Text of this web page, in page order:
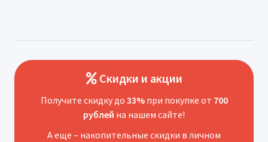
Скидки и акции
Получите скидку до 33%при покупке от 700
рублей на нашем сайте!
А еще – накопительные скидки в личном